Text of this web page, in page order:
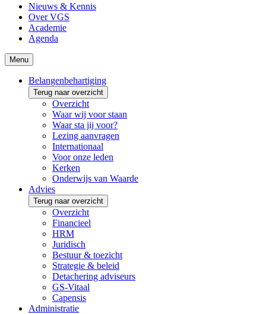
Nieuws & Kennis
Over VGS
Academie
Agenda
Menu
Belangenbehartiging
Terug naar overzicht
Overzicht
Waar wij voor staan
Waar sta jij voor?
Lezing aanvragen
Internationaal
Voor onze leden
Kerken
Onderwijs van Waarde
Advies
Terug naar overzicht
Overzicht
Financieel
HRM
Juridisch
Bestuur & toezicht
Strategie & beleid
Detachering adviseurs
GS-Vitaal
Capensis
Administratie